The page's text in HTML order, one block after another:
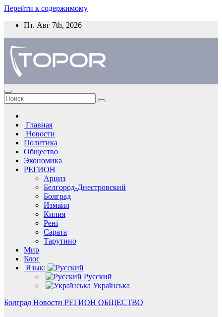
Перейти к содержимому
Пт. Авг 7th, 2026
Главная
Новости
Политика
Общество
Экономика
РЕГИОН
Арциз
Белгород-Днестровский
Болград
Измаил
Килия
Рені
Сарата
Тарутино
Мир
Блог
Язык:
Русский
Українська
Болград Новости РЕГИОН ОБЩЕСТВО